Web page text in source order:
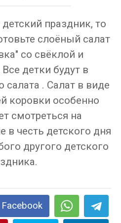
праздник, то
слоёный салат
со свёклой и
детки будут в
салата . Салат в виде
коровки особенно
смотреться на
в честь детского дня
другого детского